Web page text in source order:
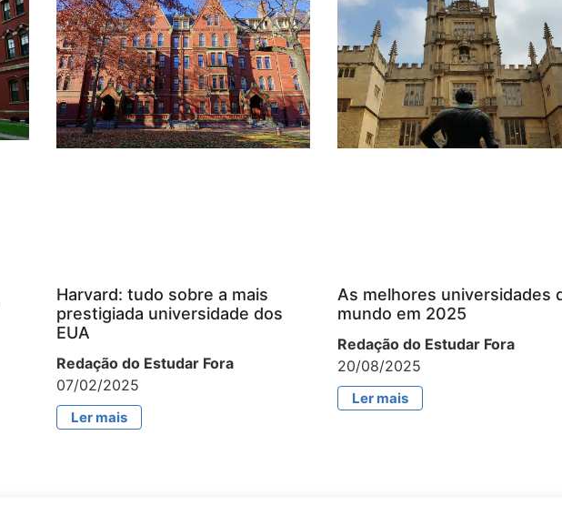
Harvard: tudo sobre a mais
prestigiada universidade dos
EUA
Redação do Estudar Fora
07/02/2025
Ler mais
As melhores universidades
mundo em 2025
Redação do Estudar Fora
20/08/2025
Ler mais